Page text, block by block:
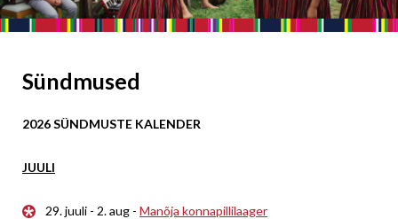
Sündmused
2026 SÜNDMUSTE KALENDER
JUULI
29. juuli - 2. aug - Manõja konnapillilaager